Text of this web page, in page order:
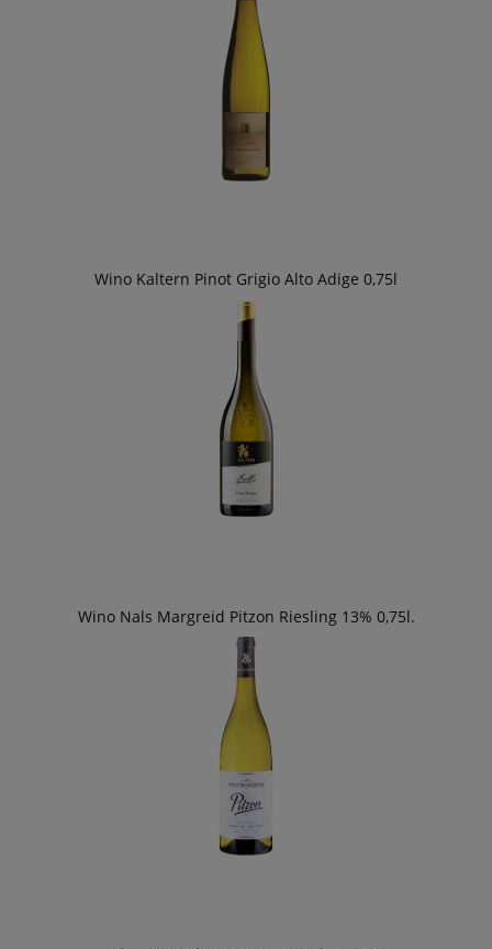
Wino Kaltern Pinot Grigio Alto Adige 0,75l
Wino Nals Margreid Pitzon Riesling 13% 0,75l.